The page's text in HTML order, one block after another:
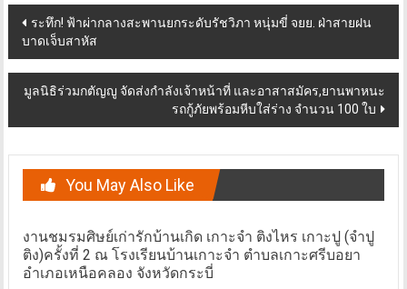
Post
navigation
ระทึก! ฟ้าผ่ากลางสะพานยกระดับรัชวิภา หนุ่มขี่ จยย. ฝ่าสายฝน
บาดเจ็บสาหัส
มูลนิธิร่วมกตัญญู จัดส่งกำลังเจ้าหน้าที่ และอาสาสมัคร,ยานพาหนะ
รถกู้ภัยพร้อมหีบใส่ร่าง จำนวน 100 ใบ
You May Also Like
งานชมรมศิษย์เก่า​รักบ้านเกิด เกาะ​จำ​ ติง​ไหร​ เกาะ​ปู​ (จำ​ปู​
ติง)​ครั้งที่ 2 ณ โรงเรียนบ้านเกาะจำ ตำบลเกาะศรีบอยา
อำเภอเหนือคลอง จังหวัดกระบี่​